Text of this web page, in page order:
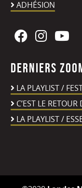
ADHÉSION
Derniers
LA PLAYLIST /
C’EST LE
LA PLAYLIST /